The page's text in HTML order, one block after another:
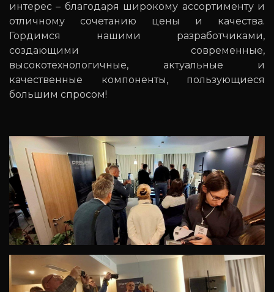
интерес – благодаря широкому ассортименту и
отличному сочетанию цены и качества.
Гордимся нашими разработчиками,
создающими современные,
высокотехнологичные, актуальные и
качественные компоненты, пользующиеся
большим спросом!